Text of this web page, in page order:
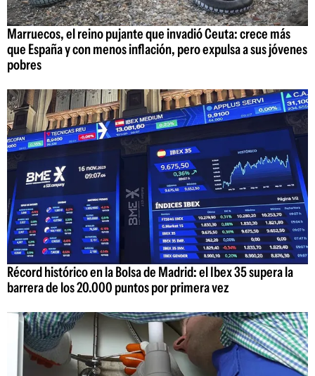
Marruecos, el reino pujante que invadió Ceuta: crece más
que España y con menos inflación, pero expulsa a sus jóvenes
pobres
Récord histórico en la Bolsa de Madrid: el Ibex 35 supera la
barrera de los 20.000 puntos por primera vez